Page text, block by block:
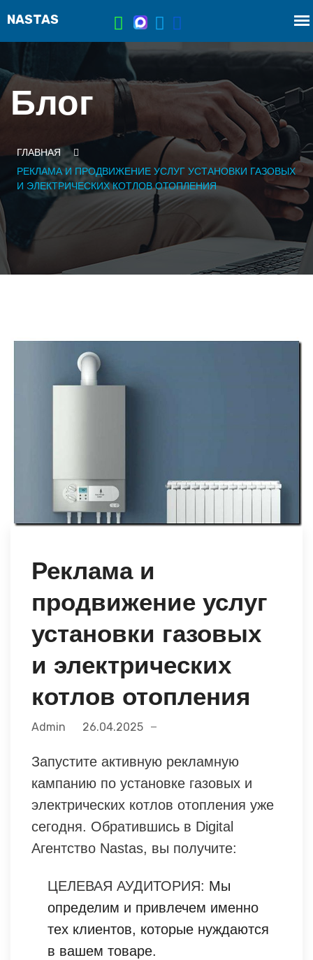
Блог
ГЛАВНАЯ
РЕКЛАМА И ПРОДВИЖЕНИЕ УСЛУГ УСТАНОВКИ ГАЗОВЫХ
И ЭЛЕКТРИЧЕСКИХ КОТЛОВ ОТОПЛЕНИЯ
Реклама и
продвижение услуг
установки газовых
и электрических
котлов отопления
Admin 26.04.2025
Запустите активную рекламную
кампанию по установке газовых и
электрических котлов отопления уже
сегодня. Обратившись в Digital
Агентство Nastas, вы получите:
ЦЕЛЕВАЯ АУДИТОРИЯ: Мы
определим и привлечем именно
тех клиентов, которые нуждаются
в вашем товаре.